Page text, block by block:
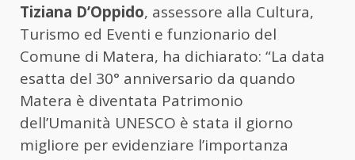
Tiziana D’Oppido, assessore alla Cultura,
Turismo ed Eventi e funzionario del
Comune di Matera, ha dichiarato: “La data
esatta del 30° anniversario da quando
Matera è diventata Patrimonio
dell’Umanità UNESCO è stata il giorno
migliore per evidenziare l’importanza